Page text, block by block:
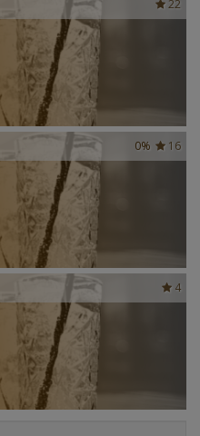
22
16
0%
4